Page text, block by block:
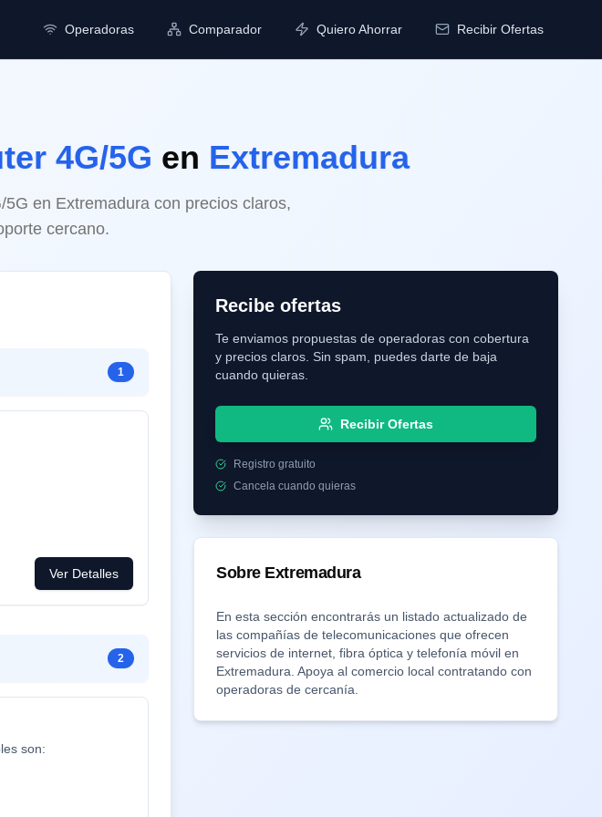
Operadoras Comparador Quiero Ahorrar Recibir Ofertas
4G/5G en Extremadura
en Extremadura con precios claros,
cercano.
1
Ver Detalles
2
son:
Prime, Apple TV,
Recibe ofertas
Te enviamos propuestas de operadoras con cobertura
y precios claros. Sin spam, puedes darte de baja
cuando quieras.
Recibir Ofertas
Registro gratuito
Cancela cuando quieras
Sobre Extremadura
En esta sección encontrarás un listado actualizado de
las compañías de telecomunicaciones que ofrecen
servicios de internet, fibra óptica y telefonía móvil en
Extremadura . Apoya al comercio local contratando con
operadoras de cercanía.